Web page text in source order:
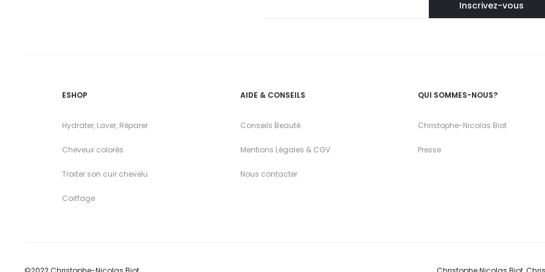
ESHOP
Hydrater, Laver, Réparer
Cheveux colorés
Traiter son cuir chevelu
Coiffage
AIDE & CONSEILS
Conseils Beauté
Mentions Légales & CGV
Nous contacter
QUI SOMMES-NOUS?
Christophe-Nicolas Biot
Presse